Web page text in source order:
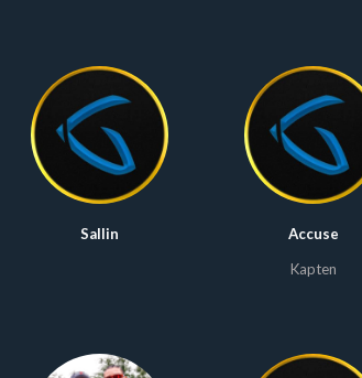
Sallin
Accuse
Kapten